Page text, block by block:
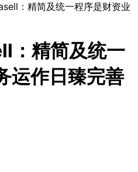
：精简及统一程序是财资业
：精简及统一
运作日臻完善